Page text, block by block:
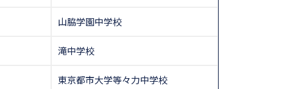
山脇学園中学校
滝中学校
東京都市大学等々力中学校